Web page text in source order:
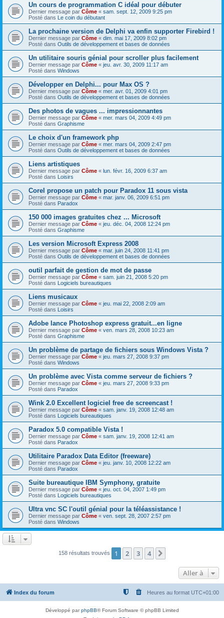
Un cours de programmation C idéal pour débuter
Dernier message par Côme « sam. sept. 12, 2009 9:25 pm
Posté dans Le coin du débutant
La prochaine version de Delphi va enfin supporter Firebird !
Dernier message par Côme « dim. mai 17, 2009 8:02 pm
Posté dans Outils de développement et bases de données
Un utilitaire souris génial pour scroller plus facilement
Dernier message par Côme « jeu. avr. 30, 2009 11:17 am
Posté dans Windows
Développer en Delphi... pour Max OS ?
Dernier message par Côme « mer. avr. 01, 2009 4:01 pm
Posté dans Outils de développement et bases de données
Des photos de vagues ... impressionnantes
Dernier message par Côme « mer. mars 04, 2009 4:49 pm
Posté dans Graphisme
Le choix d'un framework php
Dernier message par Côme « mer. mars 04, 2009 2:47 pm
Posté dans Outils de développement et bases de données
Liens artistiques
Dernier message par Côme « lun. févr. 16, 2009 6:37 am
Posté dans Loisirs
Corel propose un patch pour Paradox 11 sous vista
Dernier message par Côme « mar. janv. 06, 2009 6:51 pm
Posté dans Paradox
150 000 images gratuites chez ... Microsoft
Dernier message par Côme « jeu. déc. 04, 2008 12:24 pm
Posté dans Graphisme
Les version Microsoft Express 2008
Dernier message par Côme « mar. juin 24, 2008 11:41 pm
Posté dans Outils de développement et bases de données
outil parfait de gestion de mot de passe
Dernier message par Côme « sam. juin 21, 2008 5:20 pm
Posté dans Logiciels bureautiques
Liens musicaux
Dernier message par Côme « jeu. mai 22, 2008 2:09 am
Posté dans Loisirs
Adobe lance Photoshop express gratuit...en ligne
Dernier message par Côme « ven. mars 28, 2008 10:23 am
Posté dans Graphisme
Un problème de partage de fichiers sous Windows Vista ?
Dernier message par Côme « jeu. mars 27, 2008 9:37 pm
Posté dans Windows
Un problème avec Vista comme serveur de fichiers ?
Dernier message par Côme « jeu. mars 27, 2008 9:33 pm
Posté dans Paradox
Wink 2.0 Excellent logiciel free de screencast !
Dernier message par Côme « sam. janv. 19, 2008 12:48 am
Posté dans Logiciels bureautiques
Paradox 5.0 compatible Vista !
Dernier message par Côme « sam. janv. 19, 2008 12:41 am
Posté dans Paradox
Utilitaire Paradox Data Editor (freeware)
Dernier message par Côme « jeu. janv. 10, 2008 12:22 am
Posté dans Paradox
Suite bureautique IBM Symphony, gratuite
Dernier message par Côme « jeu. oct. 04, 2007 1:49 pm
Posté dans Logiciels bureautiques
Ultra vnc SC l'outil génial pour la téléassistance !
Dernier message par Côme « ven. sept. 28, 2007 2:57 pm
Posté dans Windows
158 résultats trouvés 1 2 3 4
Aller à
Index du forum Heures au format UTC+01:00
Développé parphpBB® Forum Software © phpBB Limited